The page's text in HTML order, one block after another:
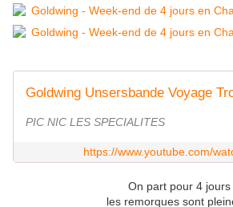
Goldwing Unsersbande Voyage
PIC NIC LES SPECIALITES
https://www.youtube.com/
On part pour 4 jours
les remorques sont